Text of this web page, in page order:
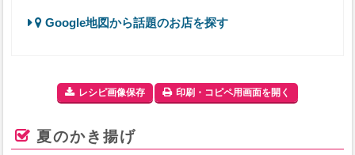
Google地図から話題のお店を探す
レシピ画像保存 印刷・コピペ用画面を開く
夏のかき揚げ